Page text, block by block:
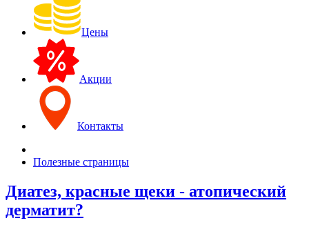
Цены
Акции
Контакты
Полезные страницы
Диатез, красные щеки - атопический
дерматит?